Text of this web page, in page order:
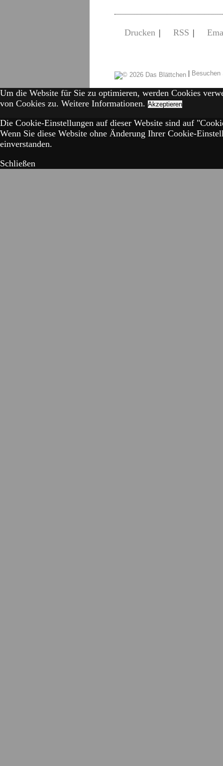
Drucken | RSS |
|
Um die Website für Sie zu optimieren, werden Cookies
von Cookies zu. Weitere Informationen. Akzeptieren
Die Cookie-Einstellungen auf dieser Website sind auf
Wenn Sie diese Website ohne Änderung Ihrer Cookie-
einverstanden.
Schließen